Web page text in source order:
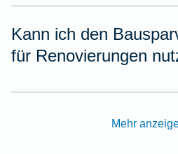
Kann ich den
für Renovierungen
Mehr